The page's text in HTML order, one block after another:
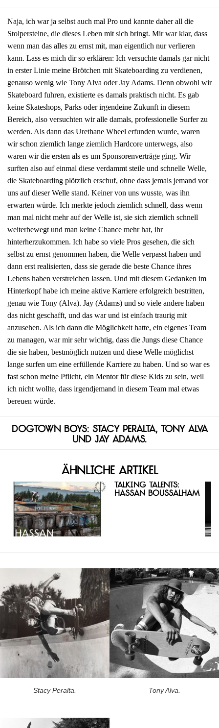
Naja, ich war ja selbst auch mal Pro und kannte daher all die
Stolpersteine, die dieses Leben mit sich bringt. Mir war klar, dass
wenn man das alles zu ernst mit, man eigentlich nur verlieren
kann. Lass es mich dir so erklären: Ich versuchte damals gar nicht
in erster Linie meine Brötchen mit Skateboarding zu verdienen,
genauso wenig wie Tony Alva oder Jay Adams. Denn obwohl wir
Skateboard fuhren, existierte es damals praktisch nicht. Es gab
keine Skateshops, Parks oder irgendeine Zukunft in diesem
Bereich, also versuchten wir alle damals, professionelle Surfer zu
werden. Als dann das Urethane Wheel erfunden wurde, waren
wir schon ziemlich lange ziemlich Hardcore unterwegs, also
waren wir die ersten als es um Sponsorenverträge ging. Wir
surften also auf einmal diese verdammt steile und schnelle Welle,
die Skateboarding plötzlich erschuf, ohne dass jemals jemand vor
uns auf dieser Welle stand. Keiner von uns wusste, was ihn
erwarten würde. Ich merkte jedoch ziemlich schnell, dass wenn
man mal nicht mehr auf der Welle ist, sie sich ziemlich schnell
weiterbewegt und man keine Chance mehr hat, ihr
hinterherzukommen. Ich habe so viele Pros gesehen, die sich
selbst zu ernst genommen haben, die Welle verpasst haben und
dann erst realisierten, dass sie gerade die beste Chance ihres
Lebens haben verstreichen lassen. Und mit diesem Gedanken im
Hinterkopf habe ich meine aktive Karriere erfolgreich bestritten,
genau wie Tony (Alva). Jay (Adams) und so viele andere haben
das nicht geschafft, und das war und ist einfach traurig mit
anzusehen. Als ich dann die Möglichkeit hatte, ein eigenes Team
zu managen, war mir sehr wichtig, dass die Jungs diese Chance
die sie haben, bestmöglich nutzen und diese Welle möglichst
lange surfen um eine erfüllende Karriere zu haben. Und so war es
fast schon meine Pflicht, ein Mentor für diese Kids zu sein, weil
ich nicht wollte, dass irgendjemand in diesem Team mal etwas
bereuen würde.
Dogtown Boys: Stacy Peralta, Tony Alva
und Jay Adams.
Ähnliche Artikel
Talking Talents:
Hassan Boussalham
Stacy Peralta. Tony Alva.